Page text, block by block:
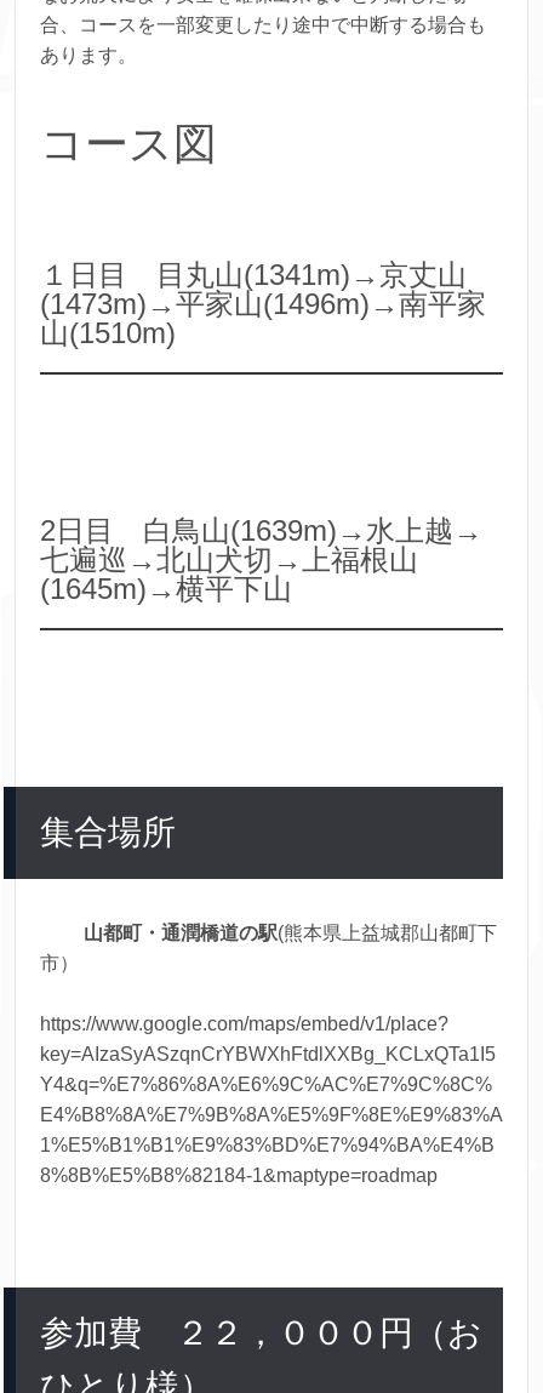
合、コースを一部変更したり途中で中断する場合も
あります。
コース図
１日目 目丸山(1341m)→京丈山
(1473m)→平家山(1496m)→南平家
山(1510m)
2日目 白鳥山(1639m)→水上越→
七遍巡→北山犬切→上福根山
(1645m)→横平下山
集合場所
山都町・通潤橋道の駅(熊本県上益城郡山都町下
市）
https://www.google.com/maps/embed/v1/place?
key=AIzaSyASzqnCrYBWXhFtdlXXBg_KCLxQTa1I5
Y4&q=%E7%86%8A%E6%9C%AC%E7%9C%8C%
E4%B8%8A%E7%9B%8A%E5%9F%8E%E9%83%A
1%E5%B1%B1%E9%83%BD%E7%94%BA%E4%B
8%8B%E5%B8%82184-1&maptype=roadmap
参加費 ２２，０００円（お